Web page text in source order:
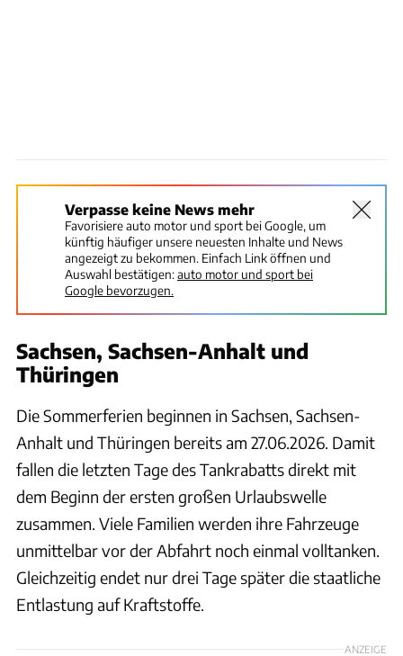
Verpasse keine News mehr
Favorisiere auto motor und sport bei Google, um
künftig häufiger unsere neuesten Inhalte und News
angezeigt zu bekommen. Einfach Link öffnen und
Auswahl bestätigen:auto motor und sport bei
Google bevorzugen.
Sachsen, Sachsen-Anhalt und
Thüringen
Die Sommerferien beginnen in Sachsen, Sachsen-
Anhalt und Thüringen bereits am 27.06.2026. Damit
fallen die letzten Tage des Tankrabatts direkt mit
dem Beginn der ersten großen Urlaubswelle
zusammen. Viele Familien werden ihre Fahrzeuge
unmittelbar vor der Abfahrt noch einmal volltanken.
Gleichzeitig endet nur drei Tage später die staatliche
Entlastung auf Kraftstoffe.
ANZEIGE